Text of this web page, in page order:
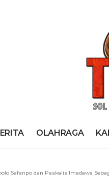
OLAHRAGA
Safanpo dan Paskalis Imadawa